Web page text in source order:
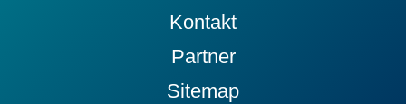
Kontakt
Partner
Sitemap